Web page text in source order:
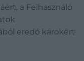
a Felhasználó
eredő károkért